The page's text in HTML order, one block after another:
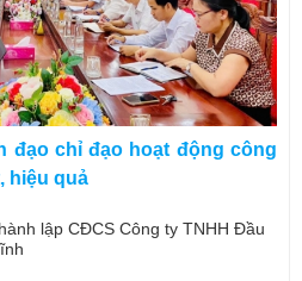
đạo chỉ đạo hoạt động công
hiệu quả
lập CĐCS Công ty TNHH Đầu